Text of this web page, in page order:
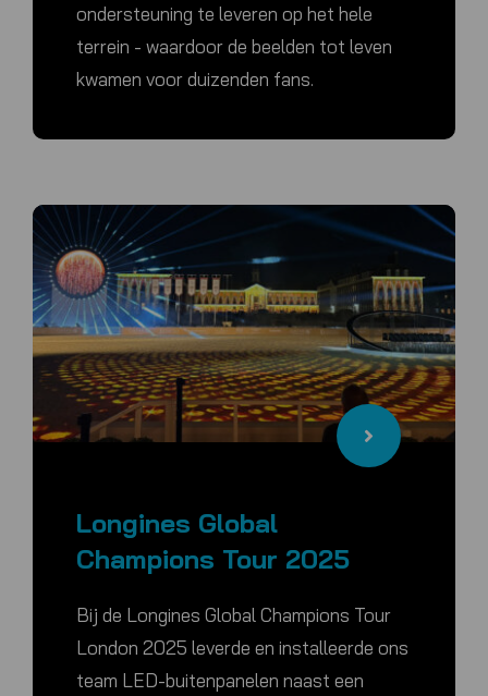
ondersteuning te leveren op het hele
terrein - waardoor de beelden tot leven
kwamen voor duizenden fans.
Longines Global
Champions Tour 2025
Bij de Longines Global Champions Tour
London 2025 leverde en installeerde ons
team LED-buitenpanelen naast een